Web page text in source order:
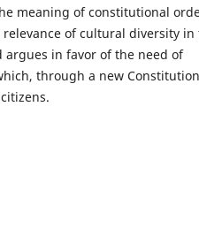
meaning of constitutional
of cultural diversity in
argues in favor of the need of
through a new